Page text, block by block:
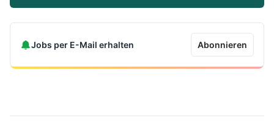
Jobs per E-Mail erhalten Abonnieren